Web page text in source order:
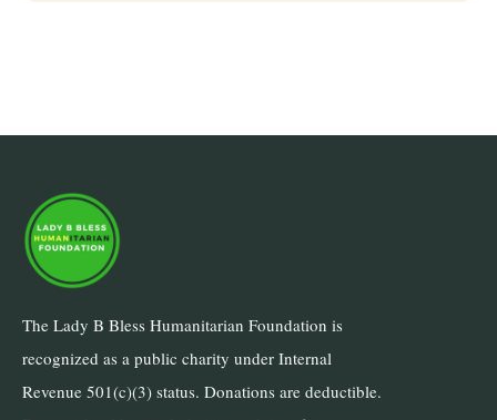
The Lady B Bless Humanitarian Foundation is
recognized as a public charity under Internal
Revenue 501(c)(3) status. Donations are deductible.